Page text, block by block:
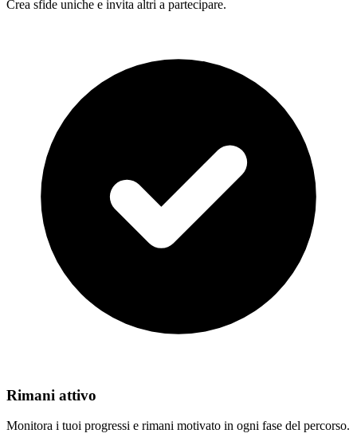
Crea sfide uniche e invita altri a partecipare.
Rimani attivo
Monitora i tuoi progressi e rimani motivato in ogni fase del percorso.